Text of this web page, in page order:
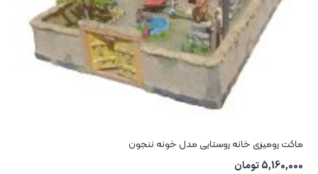
ماکت رومیزی خانه روستایی مدل خونه ننجون
5,160,000تومان